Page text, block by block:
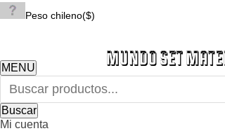
Peso chileno($)
MENU
Buscar
Mi cuenta